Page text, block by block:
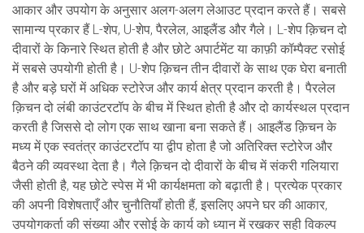
आकार और उपयोग के अनुसार अलग-अलग लेआउट प्रदान करते हैं। सबसे
सामान्य प्रकार हैं L-शेप, U-शेप, पैरलेल, आइलैंड और गैले। L-शेप क़िचन दो
दीवारों के किनारे स्थित होती है और छोटे अपार्टमेंट या काफ़ी कॉम्पैक्ट रसोई
में सबसे उपयोगी होती है। U-शेप क़िचन तीन दीवारों के साथ एक घेरा बनाती
है और बड़े घरों में अधिक स्टोरेज और कार्य क्षेत्र प्रदान करती है। पैरलेल
क़िचन दो लंबी काउंटरटॉप के बीच में स्थित होती है और दो कार्यस्थल प्रदान
करती है जिससे दो लोग एक साथ खाना बना सकते हैं। आइलैंड क़िचन के
मध्य में एक स्वतंत्र काउंटरटॉप या द्वीप होता है जो अतिरिक्त स्टोरेज और
बैठने की व्यवस्था देता है। गैले क़िचन दो दीवारों के बीच में संकरी गलियारा
जैसी होती है, यह छोटे स्पेस में भी कार्यक्षमता को बढ़ाती है। प्रत्येक प्रकार
की अपनी विशेषताएँ और चुनौतियाँ होती हैं, इसलिए अपने घर की आकार,
उपयोगकर्ता की संख्या और रसोई के कार्य को ध्यान में रखकर सही विकल्प